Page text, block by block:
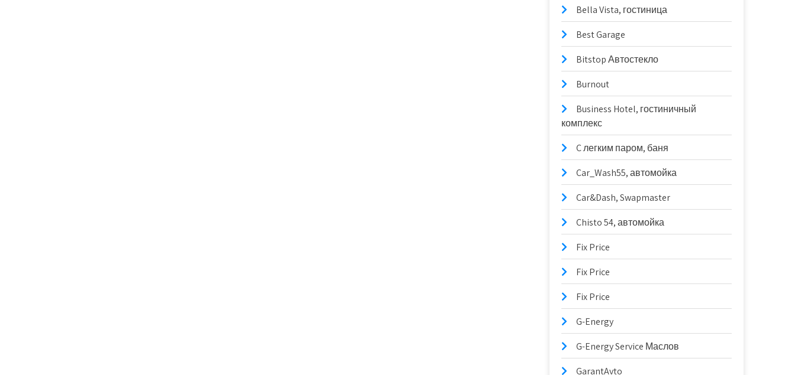
Bella Vista, гостиница
Best Garage
Bitstop Автостекло
Burnout
Business Hotel, гостиничный
комплекс
C легким паром, баня
Car_Wash55, автомойка
Car&Dash, Swapmaster
Chisto 54, автомойка
Fix Price
Fix Price
Fix Price
G-Energy
G-Energy Service Маслов
GarantAvto